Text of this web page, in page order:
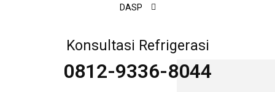
DASP
Konsultasi Refrigerasi
0812-9336-8044